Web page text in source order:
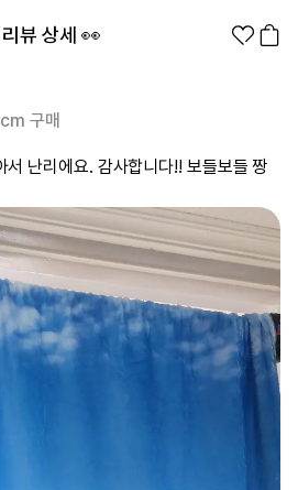
구매
서 난리에요. 감사합니다!! 보들보들 짱
리뷰 상세 👀
문 기업/웰컴 키트 굿즈 제작 방법
테고리